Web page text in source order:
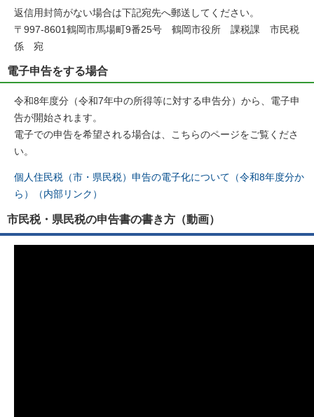
返信用封筒がない場合は下記宛先へ郵送してください。
〒997-8601鶴岡市馬場町9番25号 鶴岡市役所 課税課 市民税
係 宛
電子申告をする場合
令和8年度分（令和7年中の所得等に対する申告分）から、電子申
告が開始されます。
電子での申告を希望される場合は、こちらのページをご覧くださ
い。
個人住民税（市・県民税）申告の電子化について（令和8年度分か
ら）（内部リンク）
市民税・県民税の申告書の書き方（動画）